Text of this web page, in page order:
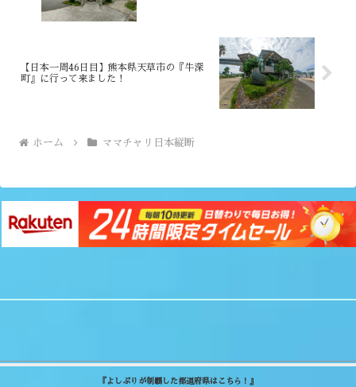
【日本一周46日目】熊本県天草市の『牛深
町』に行って来ました！
ホーム ママチャリ日本縦断
『よしぷりが制覇した都道府県はこちら！』